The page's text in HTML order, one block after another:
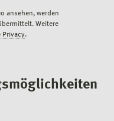
ansehen, werden
Weitere
Privacy.